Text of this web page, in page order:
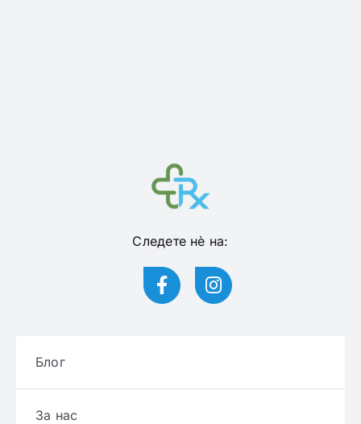
Следете нѐ на:
Блог
За нас